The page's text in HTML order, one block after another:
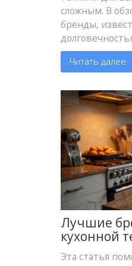
сложным. В
бренды,
что делает
они помогают
техники для
секреты,
готовить на
Читать далее
Лучшие
кухонной
2024 году
Эта статья